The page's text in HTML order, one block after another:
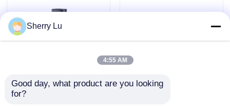
見積依頼
化粧品の空気のないびん
PETGのプラスチック
Sherry Lu
4:55 AM
Good day, what product are you looking
for?